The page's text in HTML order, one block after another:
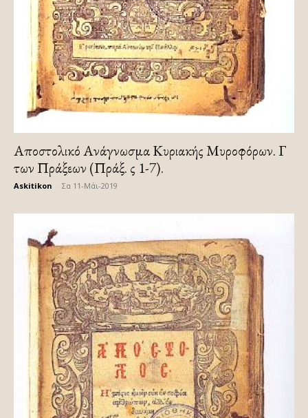
Αποστολικό Ανάγνωσμα Κυριακής Μυροφόρων. Γ
των Πράξεων (Πράξ. ς 1-7).
Askitikon Σα 11-Μάι-2019